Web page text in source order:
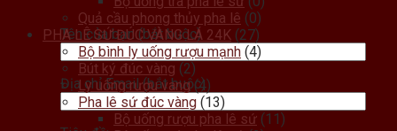
Tên của bạn (bắt buộc)
Địa chỉ Email (bắt buộc)
Quả cầu phong thủy pha lê (0)
PHA LÊ SỨ ĐÚC VÀNG LÁ 24K (27)
Bộ bình ly uống rượu mạnh (4)
Bút ký đúc vàng (2)
Ly uống rượu vang (4)
Pha lê sứ đúc vàng (13)
Bộ uống rượu pha lê sứ (11)